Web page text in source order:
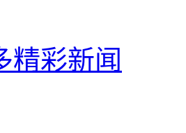
精彩新闻